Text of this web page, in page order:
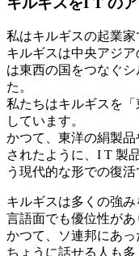
私はキルギスの起業家
キルギスは中央アジ
は東西の国をつなぐ
た。
私たちはキルギスを
しています。
かつて、東洋の絹製
されたように、I T 製
う現代的な形での復活
キルギスは多くの強み
言語面でも優位性があ
かつて、ソ連邦にあ
ちょうに話せる人も多